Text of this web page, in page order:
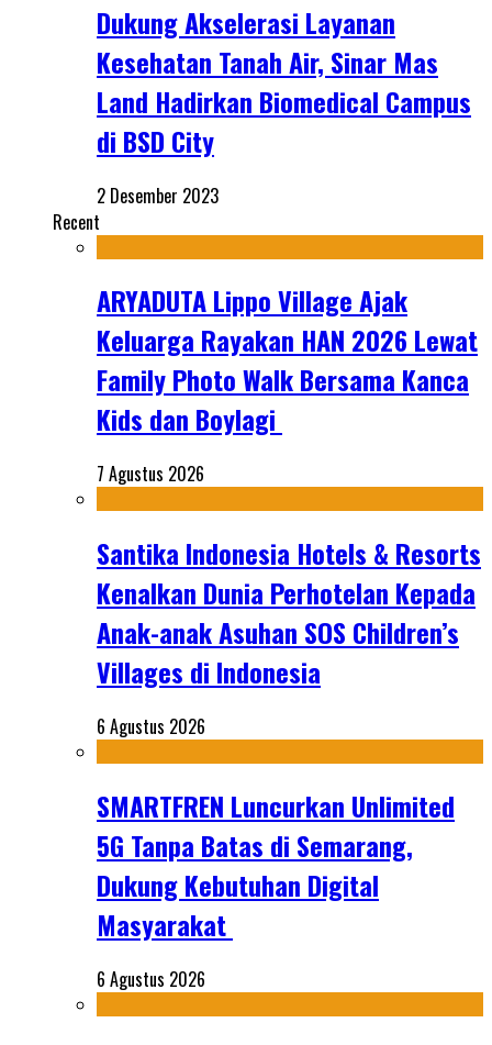
Dukung Akselerasi Layanan
Kesehatan Tanah Air, Sinar Mas
Land Hadirkan Biomedical Campus
di BSD City
2 Desember 2023
Recent
ARYADUTA Lippo Village Ajak
Keluarga Rayakan HAN 2026 Lewat
Family Photo Walk Bersama Kanca
Kids dan Boylagi
7 Agustus 2026
Santika Indonesia Hotels & Resorts
Kenalkan Dunia Perhotelan Kepada
Anak-anak Asuhan SOS Children’s
Villages di Indonesia
6 Agustus 2026
SMARTFREN Luncurkan Unlimited
5G Tanpa Batas di Semarang,
Dukung Kebutuhan Digital
Masyarakat
6 Agustus 2026